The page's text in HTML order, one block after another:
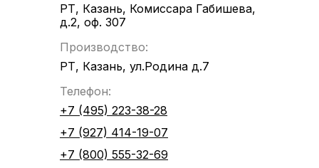
РТ, Казань, Комиссара Габишева,
д.2, оф. 307
Производство:
РТ, Казань, ул.Родина д.7
Телефон:
+7 (495) 223-38-28
+7 (927) 414-19-07
+7 (800) 555-32-69